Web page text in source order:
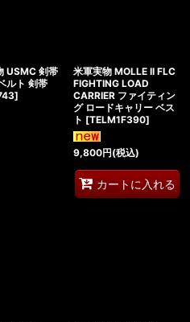
USMC 剣帯
ルト 剣帯
]
米軍実物 MOLLE II FLC
FIGHTING LOAD
CARRIER ファイティン
グ ロードキャリー ベス
ト [TELM1F390]
9,800円(税込)
カートに入れる